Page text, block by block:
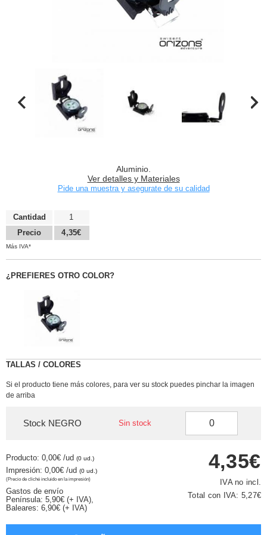
Aluminio.
Ver detalles y Materiales
Pide una muestra y asegurate de su calidad
Cantidad
Precio
1
4,35€
Más IVA*
¿PREFIERES OTRO COLOR?
TALLAS / COLORES
Si el producto tiene más colores, para ver su stock puedes pinchar la imagen
de arriba
Stock NEGRO Sin stock
Producto: 0,00€ /ud (0 ud.)
Impresión: 0,00€ /ud (0 ud.)
(Precio de cliché incluido en la impresión)
Gastos de envío
Península: 5,90€ (+ IVA),
Baleares: 6,90€ (+ IVA)
4,35€
IVA no incl.
Total con IVA: 5,27€